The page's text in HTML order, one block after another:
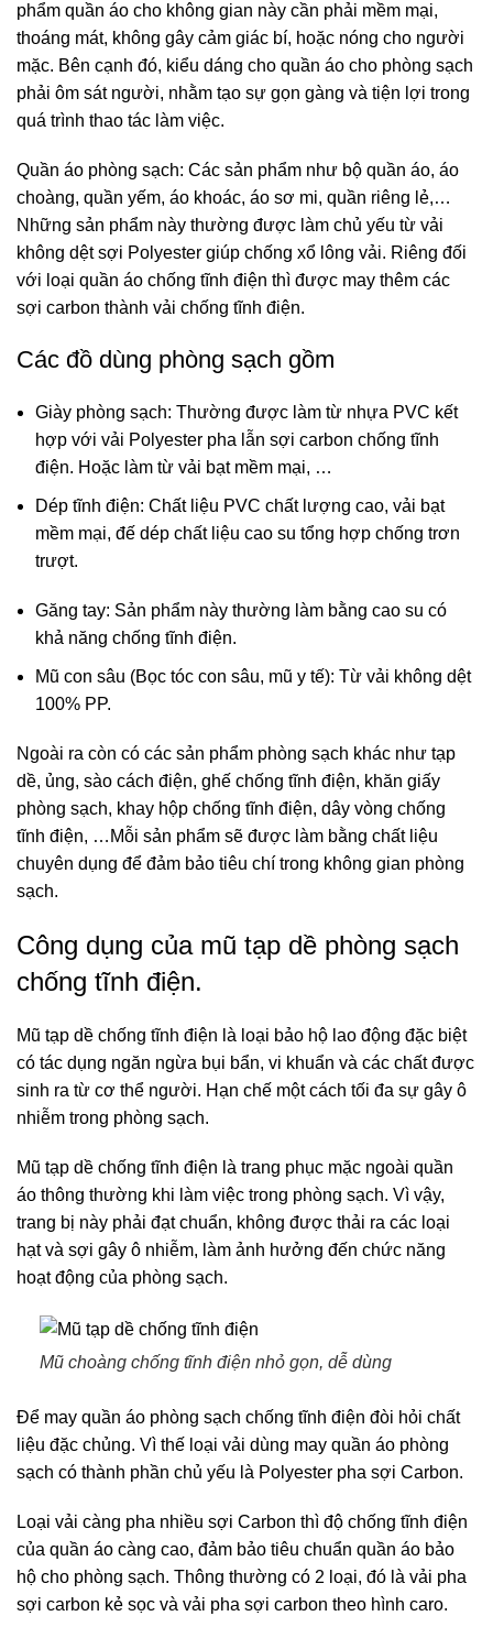
phẩm quần áo cho không gian này cần phải mềm mại,
thoáng mát, không gây cảm giác bí, hoặc nóng cho người
mặc. Bên cạnh đó, kiểu dáng cho quần áo cho phòng sạch
phải ôm sát người, nhằm tạo sự gọn gàng và tiện lợi trong
quá trình thao tác làm việc.
Quần áo phòng sạch: Các sản phẩm như bộ quần áo, áo
choàng, quần yếm, áo khoác, áo sơ mi, quần riêng lẻ,…
Những sản phẩm này thường được làm chủ yếu từ vải
không dệt sợi Polyester giúp chống xổ lông vải. Riêng đối
với loại quần áo chống tĩnh điện thì được may thêm các
sợi carbon thành vải chống tĩnh điện.
Các đồ dùng phòng sạch gồm
Giày phòng sạch: Thường được làm từ nhựa PVC kết
hợp với vải Polyester pha lẫn sợi carbon chống tĩnh
điện. Hoặc làm từ vải bạt mềm mại, …
Dép tĩnh điện: Chất liệu PVC chất lượng cao, vải bạt
mềm mại, đế dép chất liệu cao su tổng hợp chống trơn
trượt.
Găng tay: Sản phẩm này thường làm bằng cao su có
khả năng chống tĩnh điện.
Mũ con sâu (Bọc tóc con sâu, mũ y tế): Từ vải không dệt
100% PP.
Ngoài ra còn có các sản phẩm phòng sạch khác như tạp
dề, ủng, sào cách điện, ghế chống tĩnh điện, khăn giấy
phòng sạch, khay hộp chống tĩnh điện, dây vòng chống
tĩnh điện, …Mỗi sản phẩm sẽ được làm bằng chất liệu
chuyên dụng để đảm bảo tiêu chí trong không gian phòng
sạch.
Công dụng của mũ tạp dề phòng sạch
chống tĩnh điện.
Mũ tạp dề chống tĩnh điện là loại bảo hộ lao động đặc biệt
có tác dụng ngăn ngừa bụi bẩn, vi khuẩn và các chất được
sinh ra từ cơ thể người. Hạn chế một cách tối đa sự gây ô
nhiễm trong phòng sạch.
Mũ tạp dề chống tĩnh điện là trang phục mặc ngoài quần
áo thông thường khi làm việc trong phòng sạch. Vì vậy,
trang bị này phải đạt chuẩn, không được thải ra các loại
hạt và sợi gây ô nhiễm, làm ảnh hưởng đến chức năng
hoạt động của phòng sạch.
Mũ choàng chống tĩnh điện nhỏ gọn, dễ dùng
Để may quần áo phòng sạch chống tĩnh điện đòi hỏi chất
liệu đặc chủng. Vì thế loại vải dùng may quần áo phòng
sạch có thành phần chủ yếu là Polyester pha sợi Carbon.
Loại vải càng pha nhiều sợi Carbon thì độ chống tĩnh điện
của quần áo càng cao, đảm bảo tiêu chuẩn quần áo bảo
hộ cho phòng sạch. Thông thường có 2 loại, đó là vải pha
sợi carbon kẻ sọc và vải pha sợi carbon theo hình caro.